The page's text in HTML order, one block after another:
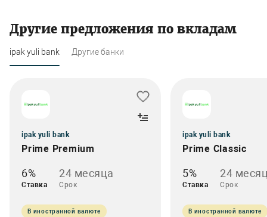
Другие предложения по вкладам
ipak yuli bank Другие банки
ipak yuli bank
Prime Premium
6%
Ставка
24 месяца
Срок
В иностранной валюте
ipak yuli bank
Prime Classic
5%
Ставка
24
Срок
В иностранной валюте